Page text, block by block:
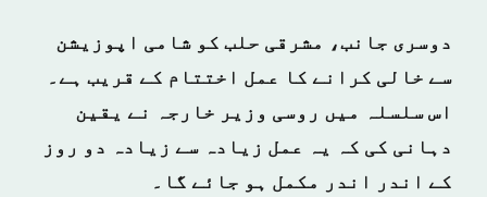
دوسری جانب، مشرقی حلب کو شامی اپوزیشن
سے خالی کرانے کا عمل اختتام کے قریب ہے۔
اس سلسلہ میں روسی وزیر خارجہ نے یقین
دہانی کی کہ یہ عمل زیادہ سے زیادہ دو روز
کے اندر اندر مکمل ہو جائے گا۔